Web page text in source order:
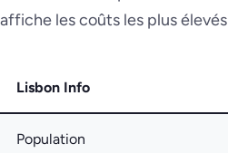
affiche les coûts les plus
Lisbon Info
Population